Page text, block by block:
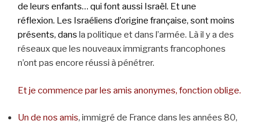
de leurs enfants… qui font aussi Israël. Et une
réflexion. Les Israéliens d’origine française, sont moins
présents, dans la politique et dans l’armée. Là il y a des
réseaux que les nouveaux immigrants francophones
n’ont pas encore réussi à pénétrer.
Et je commence par les amis anonymes, fonction oblige.
Un de nos amis, immigré de France dans les années 80,